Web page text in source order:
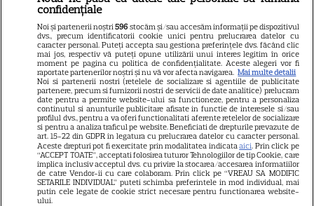
Meryl Streep și Anne
Hathaway revin la revista
Runway
9
VEDETE STRĂINE
Meryl Streep, gest
impresionant pentru Anne
Hathaway și Emily Blunt la
„Diavolul se îmbracă de la
Prada 2”. Ce salarii ar fi primit
confidențiale
Noi și partenerii noștri596 stocăm și/sau accesăm informații pe dispozitivul
dvs., precum identificatorii cookie unici pentru prelucrarea datelor cu
caracter personal. Puteți accepta sau gestiona preferințele dvs. făcând clic
mai jos, respectiv vă puteți opune utilizării unui interes legitim în orice
moment pe pagina cu politica de confidențialitate. Aceste alegeri vor fi
raportate partenerilor noștri și nu vă vor afecta navigarea. Mai multe detalii
Noi si partenerii nostri (retelele de socializare si agentiile de publicitate
partenere, precum si furnizorii nostri de servicii de date analitice) prelucram
date pentru a permite website-ului sa functioneze, pentru a personaliza
continutul si anunturile publicitare afisate in functie de interesele si/sau
profilul dvs., pentru a va oferi functionalitati aferente retelelor de socializare
si pentru a analiza traficul pe website. Beneficiati de drepturile prevazute de
art. 15-22 din GDPR in legatura cu prelucrarea datelor cu caracter personal.
Aceste drepturi pot fi exercitate prin modalitatea indicataaici. Prin click pe
“ACCEPT TOATE”, acceptati folosirea tuturor Tehnologiilor de tip Cookie, care
implica inclusiv acceptul dvs. cu privire la stocarea/accesarea informatiilor
de catre Vendor-ii cu care colaboram. Prin click pe “VREAU SA MODIFIC
SETARILE INDIVIDUAL” puteti schimba preferintele in mod individual, mai
putin cele legate de cookie strict necesare pentru functionarea website-
ului.